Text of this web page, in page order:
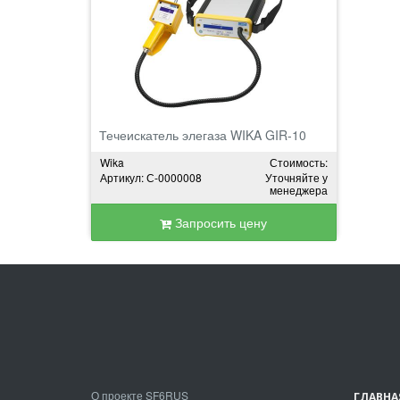
Течеискатель элегаза WIKA GIR-10
Wika
Артикул: С-0000008
Стоимость:
Уточняйте у
менеджера
Запросить цену
О проекте SF6RUS